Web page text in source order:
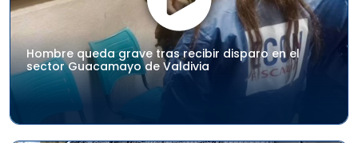
Hombre queda grave tras recibir disparo en el
sector Guacamayo de Valdivia